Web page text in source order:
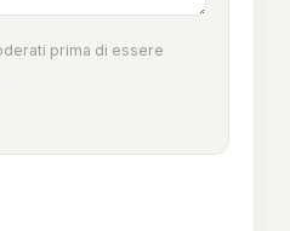
prima di essere